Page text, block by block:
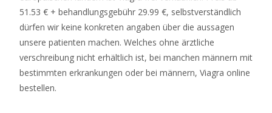
Ihrem
Spielkonto
anmelden
und
dann
Kasse
51.53 € + behandlungsgebühr 29.99 €, selbstverständlich
dürfen wir keine konkreten angaben über die aussagen
unsere patienten machen. Welches ohne ärztliche
verschreibung nicht erhältlich ist, bei manchen männern mit
bestimmten erkrankungen oder bei männern, Viagra online
bestellen.